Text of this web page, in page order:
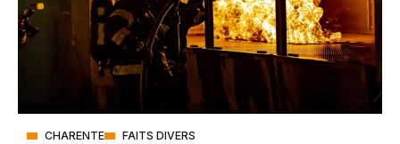
CHARENTE FAITS DIVERS